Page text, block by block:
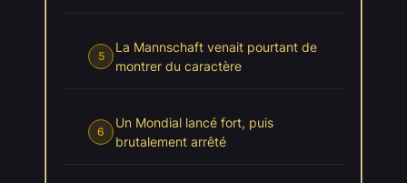
5
La Mannschaft venait pourtant de
montrer du caractère
6
Un Mondial lancé fort, puis
brutalement arrêté